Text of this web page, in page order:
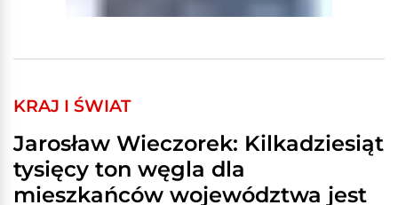
KRAJ I ŚWIAT
Jarosław Wieczorek: Kilkadziesiąt
tysięcy ton węgla dla
mieszkańców województwa jest